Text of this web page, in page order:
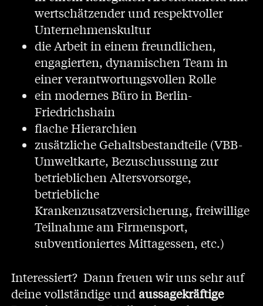
wertschätzender und respektvoller
Unternehmenskultur
die Arbeit in einem freundlichen,
engagierten, dynamischen Team in
einer verantwortungsvollen Rolle
ein modernes Büro in Berlin-
Friedrichshain
flache Hierarchien
zusätzliche Gehaltsbestandteile (VBB-
Umweltkarte, Bezuschussung zur
betrieblichen Altersvorsorge,
betriebliche
Krankenzusatzversicherung, freiwillige
Teilnahme am Firmensport,
subventioniertes Mittagessen, etc.)
Interessiert? Dann freuen wir uns sehr auf
deine vollständige und aussagekräftige